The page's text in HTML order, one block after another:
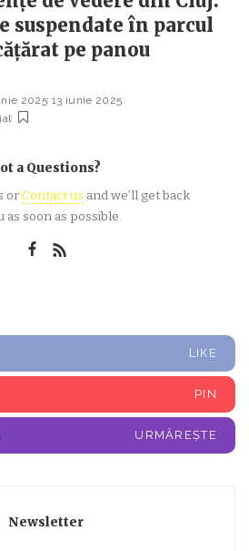
suspendate în parcul
pe panou
2025 13 iunie 2025
a Questions?
orContact us and we’ll get back
as soon as possible.
LIKE
PIN
URMĂREȘTE
Newsletter